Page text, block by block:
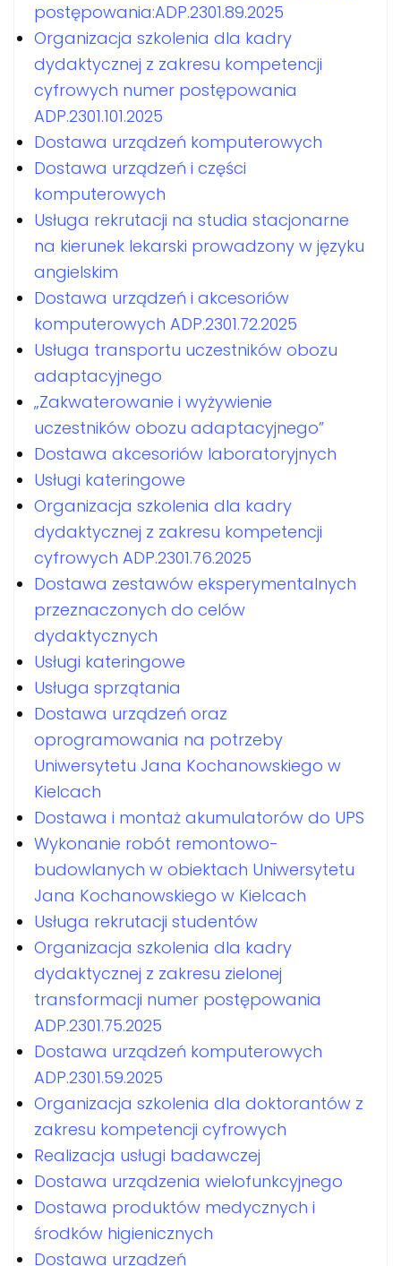
postępowania:ADP.2301.89.2025
Organizacja szkolenia dla kadry
dydaktycznej z zakresu kompetencji
cyfrowych numer postępowania
ADP.2301.101.2025
Dostawa urządzeń komputerowych
Dostawa urządzeń i części
komputerowych
Usługa rekrutacji na studia stacjonarne
na kierunek lekarski prowadzony w języku
angielskim
Dostawa urządzeń i akcesoriów
komputerowych ADP.2301.72.2025
Usługa transportu uczestników obozu
adaptacyjnego
„Zakwaterowanie i wyżywienie
uczestników obozu adaptacyjnego”
Dostawa akcesoriów laboratoryjnych
Usługi kateringowe
Organizacja szkolenia dla kadry
dydaktycznej z zakresu kompetencji
cyfrowych ADP.2301.76.2025
Dostawa zestawów eksperymentalnych
przeznaczonych do celów
dydaktycznych
Usługi kateringowe
Usługa sprzątania
Dostawa urządzeń oraz
oprogramowania na potrzeby
Uniwersytetu Jana Kochanowskiego w
Kielcach
Dostawa i montaż akumulatorów do UPS
Wykonanie robót remontowo-
budowlanych w obiektach Uniwersytetu
Jana Kochanowskiego w Kielcach
Usługa rekrutacji studentów
Organizacja szkolenia dla kadry
dydaktycznej z zakresu zielonej
transformacji numer postępowania
ADP.2301.75.2025
Dostawa urządzeń komputerowych
ADP.2301.59.2025
Organizacja szkolenia dla doktorantów z
zakresu kompetencji cyfrowych
Realizacja usługi badawczej
Dostawa urządzenia wielofunkcyjnego
Dostawa produktów medycznych i
środków higienicznych
Dostawa urządzeń